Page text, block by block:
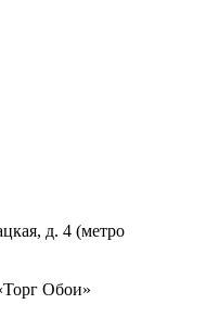
оптимальный вариант
ваши пожелания и
качественных
м от "Торг-Обои".
искусства с
д. 4 (метро
Обои»